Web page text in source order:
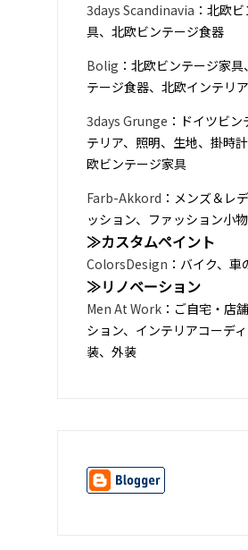
3days Scandinavia ：北欧
具、北欧ビンテージ食器
Bolig ：北欧ビンテージ家
テージ食器、北欧インテリア
3days Grunge ：ドイツビ
テリア、照明、生地、掛時
欧ビンテージ家具
Farb-Akkord ：メンズ＆レ
ッション、ファッション小物
≫カスタムペイント
ColorsDesign ：バイク、車
≫リノベーション
Men At Work ：ご自宅・店
ション、インテリアコーデ
装、外装